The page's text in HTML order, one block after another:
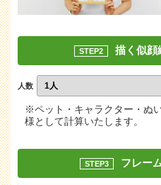
STEP2 描く似顔
人数
※ペット・キャラクター・ぬ
様として計算いたします。
STEP3 フレー